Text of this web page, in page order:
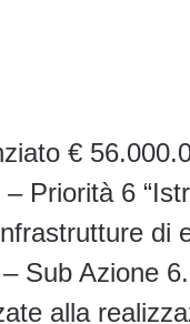
€
Priorità 6
di
Sub Azione
alla